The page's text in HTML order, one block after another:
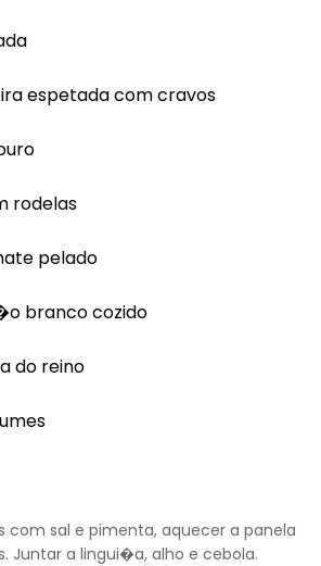
espetada com cravos
rodelas
pelado
branco cozido
do reino
com sal e pimenta, aquecer a panela
Juntar a lingui�a, alho e cebola.